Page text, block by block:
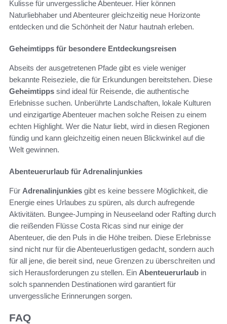
Kulisse für unvergessliche Abenteuer. Hier können
Naturliebhaber und Abenteurer gleichzeitig neue Horizonte
entdecken und die Schönheit der Natur hautnah erleben.
Geheimtipps für besondere Entdeckungsreisen
Abseits der ausgetretenen Pfade gibt es viele weniger
bekannte Reiseziele, die für Erkundungen bereitstehen. Diese
Geheimtipps sind ideal für Reisende, die authentische
Erlebnisse suchen. Unberührte Landschaften, lokale Kulturen
und einzigartige Abenteuer machen solche Reisen zu einem
echten Highlight. Wer die Natur liebt, wird in diesen Regionen
fündig und kann gleichzeitig einen neuen Blickwinkel auf die
Welt gewinnen.
Abenteuerurlaub für Adrenalinjunkies
Für Adrenalinjunkies gibt es keine bessere Möglichkeit, die
Energie eines Urlaubes zu spüren, als durch aufregende
Aktivitäten. Bungee-Jumping in Neuseeland oder Rafting durch
die reißenden Flüsse Costa Ricas sind nur einige der
Abenteuer, die den Puls in die Höhe treiben. Diese Erlebnisse
sind nicht nur für die Abenteuerlustigen gedacht, sondern auch
für all jene, die bereit sind, neue Grenzen zu überschreiten und
sich Herausforderungen zu stellen. Ein Abenteuerurlaub in
solch spannenden Destinationen wird garantiert für
unvergessliche Erinnerungen sorgen.
FAQ